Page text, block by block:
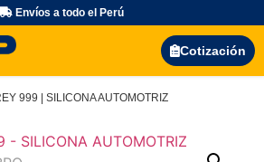
Envíos a todo el Perú
Cotización
999 | SILICONA AUTOMOTRIZ